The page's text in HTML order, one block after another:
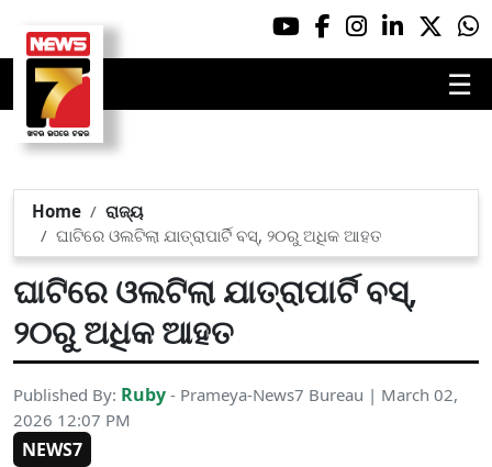
☰
Home
ରାଜ୍ୟ
ଘାଟିରେ ଓଲଟିଲା ଯାତ୍ରାପାର୍ଟି ବସ୍, ୨୦ରୁ ଅଧିକ ଆହତ
ଘାଟିରେ ଓଲଟିଲା ଯାତ୍ରାପାର୍ଟି ବସ୍,
୨୦ରୁ ଅଧିକ ଆହତ
Published By: Ruby - Prameya-News7 Bureau | March 02,
2026 12:07 PM
NEWS7